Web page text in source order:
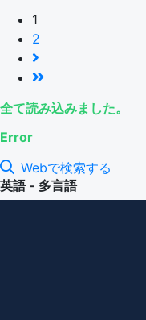
1
2
全て読み込みました。
Error
Webで検索する
英語 - 多言語